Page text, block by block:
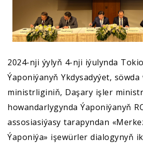
2024-nji ýylyň 4-nji iýulynda
Ýaponiýanyň Ykdysadyýet,
ministrliginiň, Daşary işler
howandarlygynda Ýaponiýanyň
assosiasiýasy tarapyndan
Ýaponiýa» işewürler dialogynyň